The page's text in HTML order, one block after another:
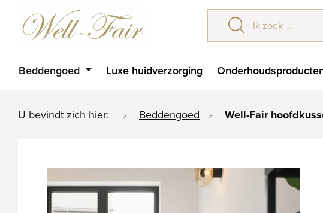
Beddengoed Luxe huidverzorging
U bevindt zich hier: > Beddengoed > Well-Fair